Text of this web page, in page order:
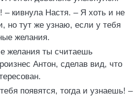
– кивнула Настя. – Я хоть и не
но тут же узнаю, если у тебя
желания.
желания ты считаешь
Антон, сделав вид, что
появятся, тогда и узнаешь! –